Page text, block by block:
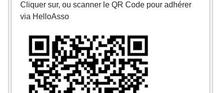
Cliquer sur, ou scanner le QR Code pour adhérer
via HelloAsso